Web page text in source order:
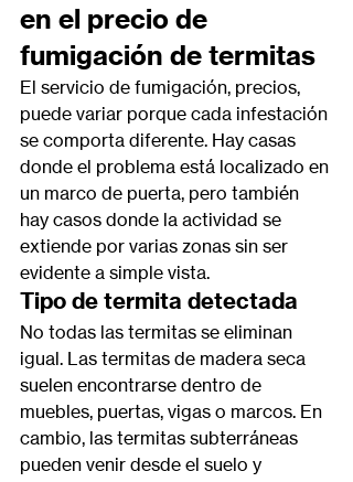
en el precio de
fumigación de termitas
El servicio de fumigación, precios,
puede variar porque cada infestación
se comporta diferente. Hay casas
donde el problema está localizado en
un marco de puerta, pero también
hay casos donde la actividad se
extiende por varias zonas sin ser
evidente a simple vista.
Tipo de termita detectada
No todas las termitas se eliminan
igual. Las termitas de madera seca
suelen encontrarse dentro de
muebles, puertas, vigas o marcos. En
cambio, las termitas subterráneas
pueden venir desde el suelo y